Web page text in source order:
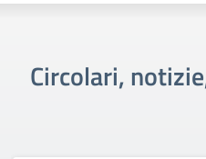
Circolari,